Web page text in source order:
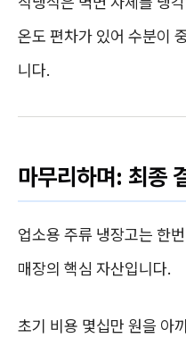
온도 편차가 있어 수분이
니다.
마무리하며: 최종
업소용 주류 냉장고는 한
매장의 핵심 자산입니다.
초기 비용 몇십만 원을 아